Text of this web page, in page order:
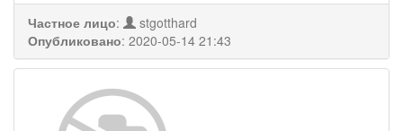
Частное лицо:
stgotthard
Опубликовано: 2020-05-14 21:43